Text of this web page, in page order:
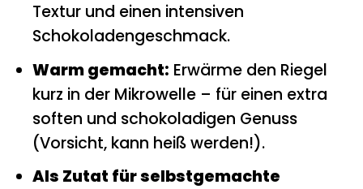
Textur und einen intensiven
Schokoladengeschmack.
Warm gemacht: Erwärme den Riegel
kurz in der Mikrowelle – für einen extra
soften und schokoladigen Genuss
(Vorsicht, kann heiß werden!).
Als Zutat für selbstgemachte